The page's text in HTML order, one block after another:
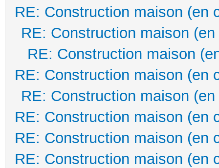
RE: Construction maison (en
RE: Construction maison
RE: Construction maison
RE: Construction maison (en
RE: Construction maison
RE: Construction maison (en
RE: Construction maison (en
RE: Construction maison (en